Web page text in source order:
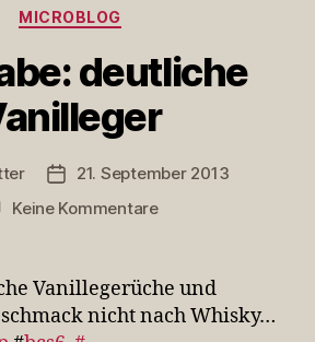
Kategorien
MICROBLOG
deutliche
Veröffentlichungsdatum
21. September 2013
Keine Kommentarezu
Vanilleger
Vanillegerüche und
nicht nach Whisky…